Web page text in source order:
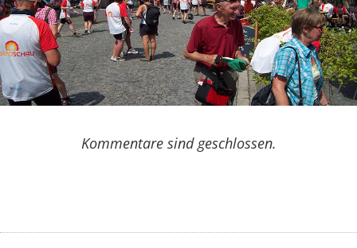
Kommentare sind geschlossen.